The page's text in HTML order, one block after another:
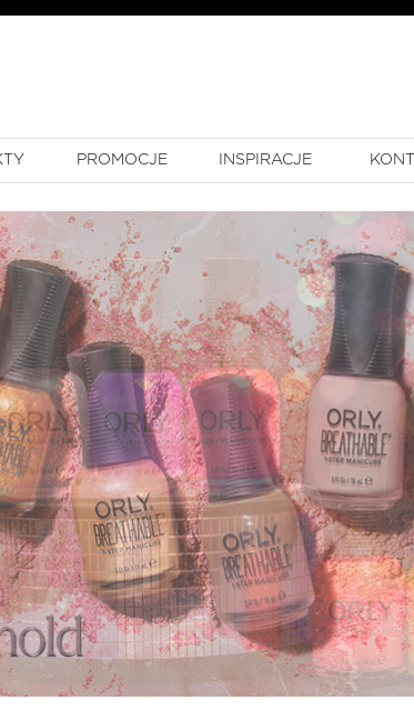
PROMOCJE INSPIRACJE